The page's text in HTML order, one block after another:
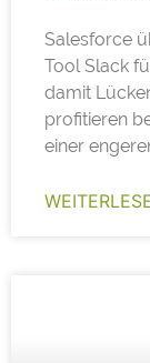
Salesforce
Tool Slack
damit
profitieren
einer